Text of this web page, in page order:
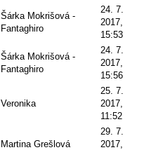
Šárka Mokrišová -
Fantaghiro
24. 7.
2017,
15:53
Šárka Mokrišová -
Fantaghiro
24. 7.
2017,
15:56
Veronika
25. 7.
2017,
11:52
Martina Grešlová
29. 7.
2017,